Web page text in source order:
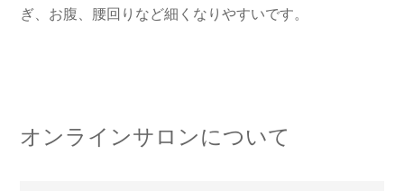
ぎ、お腹、腰回りなど細くなりやすいです。
オンラインサロンについて